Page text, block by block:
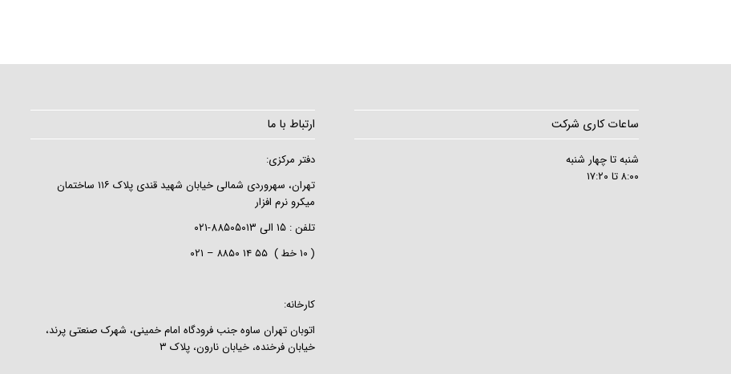
ساعات کاری شرکت
شنبه تا چهار شنبه
۸:۰۰ تا ۱۷:۲۰
ارتباط با ما
دفتر مرکزی:
تهران، سهروردی شمالی خیابان شهید قندی پلاک ۱۱۶ ساختمان
میکرو نرم افزار
تلفن : ۱۵ الی ۸۸۵۰۵۰۱۳-۰۲۱
( ۱۰ خط ) ۵۵ ۱۴ ۸۸۵۰ – ۰۲۱
کارخانه:
اتوبان تهران ساوه جنب فرودگاه امام خمینی، شهرک صنعتی پرند،
خیابان فرخنده، خیابان نارون، پلاک ۳